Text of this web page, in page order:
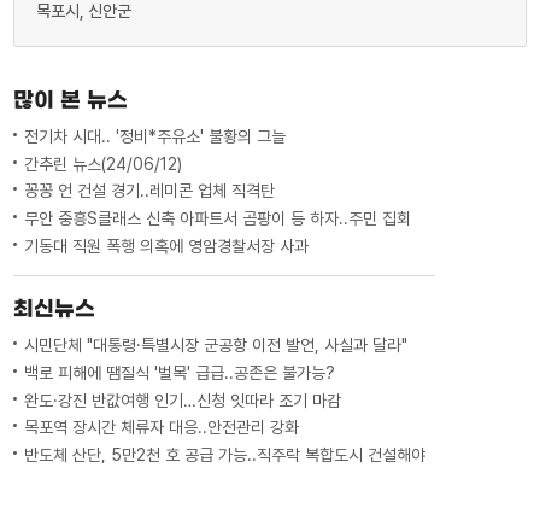
목포시, 신안군
많이 본 뉴스
전기차 시대.. '정비*주유소' 불황의 그늘
간추린 뉴스(24/06/12)
꽁꽁 언 건설 경기..레미콘 업체 직격탄
무안 중흥S클래스 신축 아파트서 곰팡이 등 하자..주민 집회
기동대 직원 폭행 의혹에 영암경찰서장 사과
최신뉴스
시민단체 "대통령·특별시장 군공항 이전 발언, 사실과 달라"
백로 피해에 땜질식 '벌목' 급급..공존은 불가능?
완도·강진 반값여행 인기…신청 잇따라 조기 마감
목포역 장시간 체류자 대응..안전관리 강화
반도체 산단, 5만2천 호 공급 가능..직주락 복합도시 건설해야